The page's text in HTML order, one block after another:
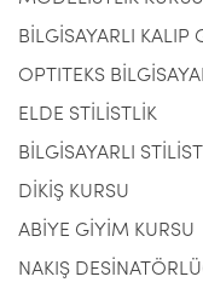
BİLGİSAYARLI KALIP
OPTITEKS
ELDE STİLİSTLİK
BİLGİSAYARLI
DİKİŞ KURSU
ABİYE GİYİM KURSU
NAKIŞ